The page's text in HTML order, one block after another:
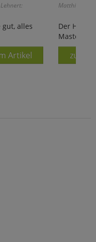
gut, alles
Artikel
Matthias
Der Hafer-
zum